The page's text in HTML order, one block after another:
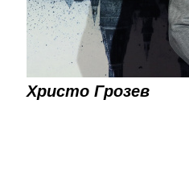
Христо Грозев